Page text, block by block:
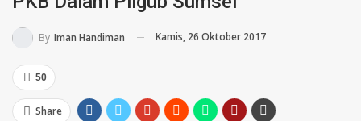
By Iman Handiman Kamis, 26 Oktober 2017
50
Share